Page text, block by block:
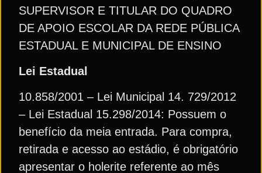
SUPERVISOR E TITULAR DO QUADRO
DE APOIO ESCOLAR DA REDE PÚBLICA
ESTADUAL E MUNICIPAL DE ENSINO
Lei Estadual
10.858/2001 – Lei Municipal 14. 729/2012
– Lei Estadual 15.298/2014: Possuem o
benefício da meia entrada. Para compra,
retirada e acesso ao estádio, é obrigatório
apresentar o holerite referente ao mês